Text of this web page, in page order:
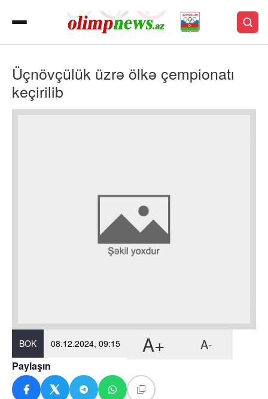
Üçnövçülük üzrə ölkə çempionatı
keçirilib
BOK 08.12.2024, 09:15 A+ A-
Paylaşın